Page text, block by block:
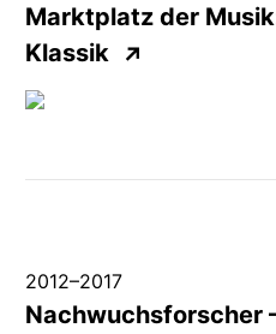
Marktplatz der
Klassik
↗
Nachwuchsforscher
2012–2017